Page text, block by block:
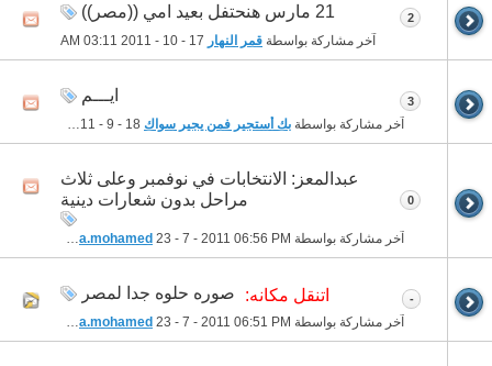
21 مارس هنحتفل بعيد امي ((مصر))
آخر مشاركة بواسطة قمر النهار 03:11 AM
2
ايـــم
آخر مشاركة بواسطة بك أستجير فمن يجير سواك
3
عبدالمعز: الانتخابات في نوفمبر وعلى ثلاث
مراحل بدون شعارات دينية
آخر مشاركة بواسطة habiba.mohamed 23 - 7 - 2011 06:56 PM
0
اتنقل مكانه: صوره حلوه جدا لمصر
آخر مشاركة بواسطة habiba.mohamed 23 - 7 - 2011 06:51 PM
-